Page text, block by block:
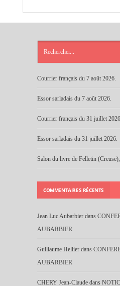
Courrier français du 7 août 2026.
Essor sarladais du 7 août 2026.
Courrier français du 31 juillet
Essor sarladais du 31 juillet 2026.
Salon du livre de Felletin
COMMENTAIRES RÉCENTS
Jean Luc Aubarbier dans
AUBARBIER
Guillaume Hellier dans
AUBARBIER
CHERY Jean-Claude dans